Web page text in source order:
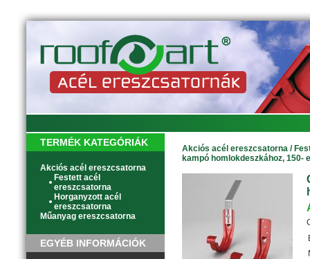
TERMÉK KATEGÓRIÁK
Akciós acél ereszcsatorna
Festett acél
ereszcsatorna
Horganyzott acél
ereszcsatorna
Műanyag ereszcsatorna
EGYÉB INFORMÁCIÓK
Akciós acél ereszcsatorna /
kampó homlokdeszkához, 150-